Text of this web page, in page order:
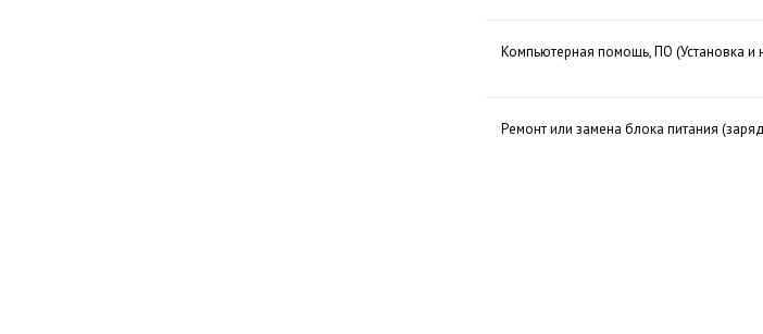
Компьютерная помощь, ПО (Установка и
Ремонт или замена блока питания